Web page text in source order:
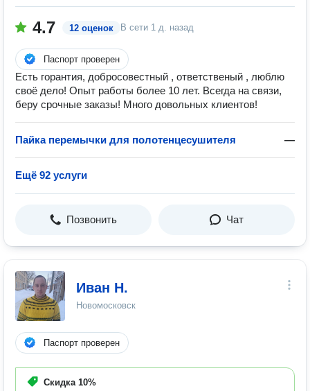
4.7 12 оценок В сети 1 д. назад
Паспорт проверен
Есть горантия, добросовестный , ответственый , люблю
своё дело! Опыт работы более 10 лет. Всегда на связи,
беру срочные заказы! Много довольных клиентов!
Пайка перемычки для полотенцесушителя —
Ещё 92 услуги
Позвонить Чат
Иван Н.
Новомосковск
Паспорт проверен
Скидка 10%